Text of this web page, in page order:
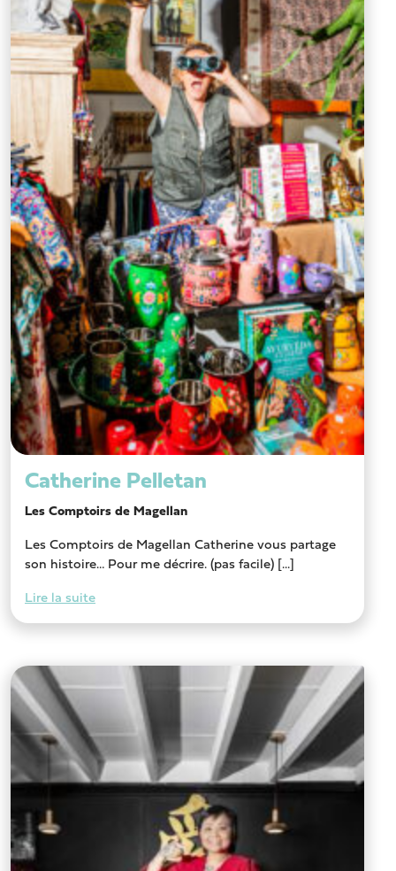
Catherine Pelletan
Les Comptoirs de Magellan
Les Comptoirs de Magellan Catherine vous partage
son histoire… Pour me décrire. (pas facile) [...]
Lire la suite